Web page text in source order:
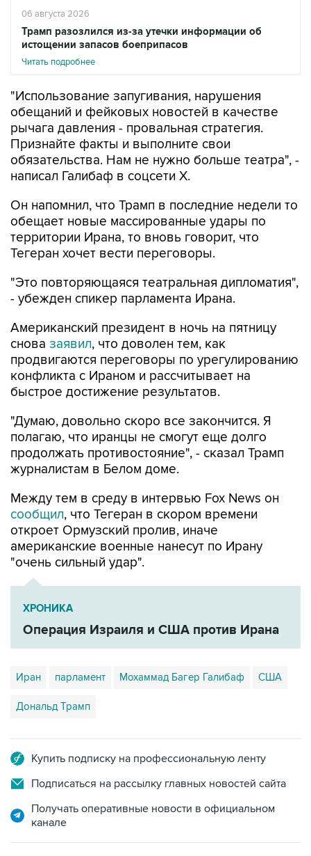
06 августа 2026
Трамп разозлился из-за утечки информации об
истощении запасов боеприпасов
Читать подробнее
"Использование запугивания, нарушения
обещаний и фейковых новостей в качестве
рычага давления - провальная стратегия.
Признайте факты и выполните свои
обязательства. Нам не нужно больше театра", -
написал Галибаф в соцсети X.
Он напомнил, что Трамп в последние недели то
обещает новые массированные удары по
территории Ирана, то вновь говорит, что
Тегеран хочет вести переговоры.
"Это повторяющаяся театральная дипломатия",
- убежден спикер парламента Ирана.
Американский президент в ночь на пятницу
снова заявил, что доволен тем, как
продвигаются переговоры по урегулированию
конфликта с Ираном и рассчитывает на
быстрое достижение результатов.
"Думаю, довольно скоро все закончится. Я
полагаю, что иранцы не смогут еще долго
продолжать противостояние", - сказал Трамп
журналистам в Белом доме.
Между тем в среду в интервью Fox News он
сообщил, что Тегеран в скором времени
откроет Ормузский пролив, иначе
американские военные нанесут по Ирану
"очень сильный удар".
ХРОНИКА
Операция Израиля и США против Ирана
Иран парламент Мохаммад Багер Галибаф США
Дональд Трамп
Купить подписку на профессиональную ленту
Подписаться на рассылку главных новостей сайта
Получать оперативные новости в официальном
канале